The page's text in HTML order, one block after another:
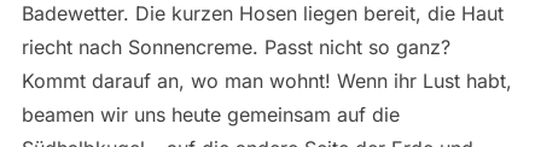
Badewetter. Die kurzen Hosen liegen bereit, die Haut
riecht nach Sonnencreme. Passt nicht so ganz?
Kommt darauf an, wo man wohnt! Wenn ihr Lust habt,
beamen wir uns heute gemeinsam auf die